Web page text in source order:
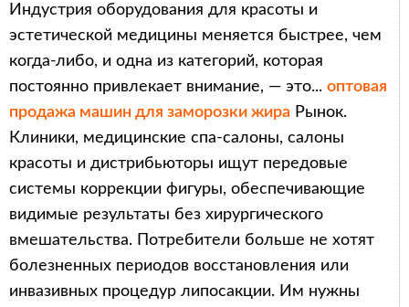
Индустрия оборудования для красоты и
эстетической медицины меняется быстрее, чем
когда-либо, и одна из категорий, которая
постоянно привлекает внимание, — это... оптовая
продажа машин для заморозки жира Рынок.
Клиники, медицинские спа-салоны, салоны
красоты и дистрибьюторы ищут передовые
системы коррекции фигуры, обеспечивающие
видимые результаты без хирургического
вмешательства. Потребители больше не хотят
болезненных периодов восстановления или
инвазивных процедур липосакции. Им нужны